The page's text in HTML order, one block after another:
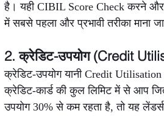
है। यही CIBIL Score Check करने
में सबसे पहला और प्रभावी तरीका माना
2. क्रेडिट-उपयोग (Credit
क्रेडिट-उपयोग यानी Credit
क्रेडिट-कार्ड की कुल लिमिट में से आप
उपयोग 30% से कम रहता है, तो यह